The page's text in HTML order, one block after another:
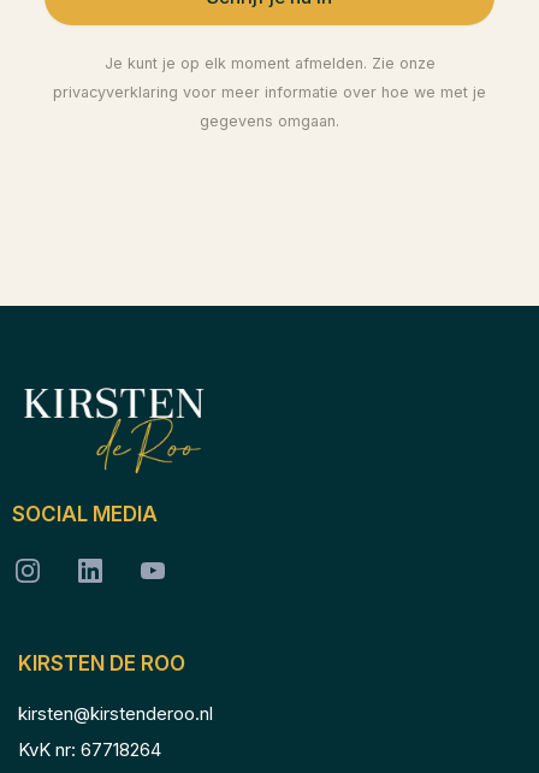
Je kunt je op elk moment afmelden. Zie onze
privacyverklaring voor meer informatie over hoe we met je
gegevens omgaan.
SOCIAL MEDIA
KIRSTEN DE ROO
kirsten@kirstenderoo.nl
KvK nr: 67718264